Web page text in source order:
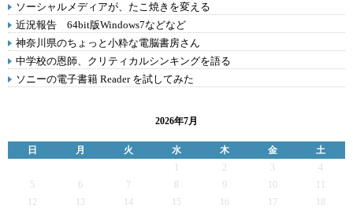
ソーシャルメディアが、たこ焼きを変える
近況報告 64bit版Windows7などなど
神奈川県のちょっと小粋な電脳書房さん
中学校の恩師、クリティカルシンキングを語る
ソニーの電子書籍 Reader を試してみた
2026年7月
日 月 火 水 木 金
土
2 3
4
5
6 7 9
12
13 14 15 16 17